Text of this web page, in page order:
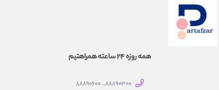
همه روزه 24 ساعته همراهتیم
88890300...88890600